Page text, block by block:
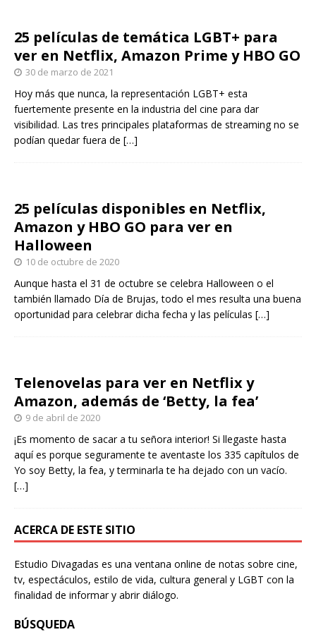
25 películas de temática LGBT+ para
ver en Netflix, Amazon Prime y HBO GO
30 de marzo de 2021
Hoy más que nunca, la representación LGBT+ esta
fuertemente presente en la industria del cine para dar
visibilidad. Las tres principales plataformas de streaming no se
podían quedar fuera de […]
25 películas disponibles en Netflix,
Amazon y HBO GO para ver en
Halloween
10 de octubre de 2020
Aunque hasta el 31 de octubre se celebra Halloween o el
también llamado Día de Brujas, todo el mes resulta una buena
oportunidad para celebrar dicha fecha y las películas […]
Telenovelas para ver en Netflix y
Amazon, además de ‘Betty, la fea’
9 de abril de 2020
¡Es momento de sacar a tu señora interior! Si llegaste hasta
aquí es porque seguramente te aventaste los 335 capítulos de
Yo soy Betty, la fea, y terminarla te ha dejado con un vacío.
[…]
ACERCA DE ESTE SITIO
Estudio Divagadas es una ventana online de notas sobre cine,
tv, espectáculos, estilo de vida, cultura general y LGBT con la
finalidad de informar y abrir diálogo.
BÚSQUEDA